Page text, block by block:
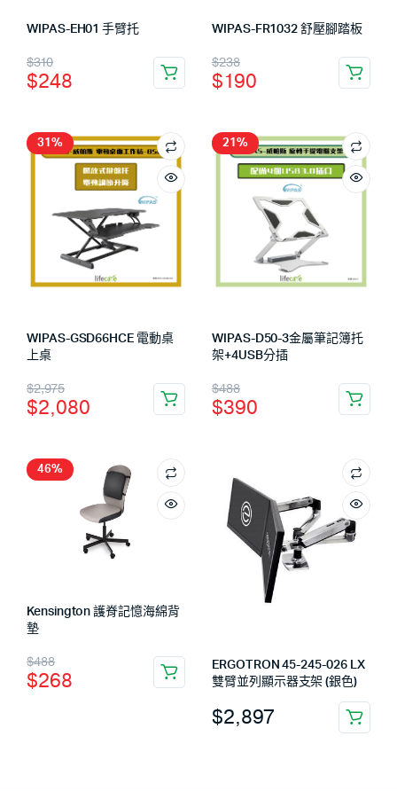
WIPAS-EH01 手臂托
$310
$248
WIPAS-FR1032 舒壓腳踏板
$238
$190
31%
WIPAS-GSD66HCE 電動桌
上桌
$2,975
$2,080
21%
WIPAS-D50-3金屬筆記簿托
架+4USB分插
$488
$390
46%
Kensington 護脊記憶海綿背
墊
$488
$268
ERGOTRON 45-245-026 LX
雙臂並列顯示器支架 (銀色)
$2,897